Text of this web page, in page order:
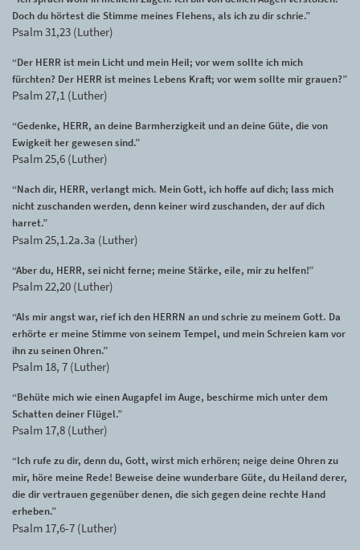
Doch du hörtest die Stimme meines Flehens, als ich zu dir schrie.”
Psalm 31,23 (Luther)
“Der HERR ist mein Licht und mein Heil; vor wem sollte ich mich
fürchten? Der HERR ist meines Lebens Kraft; vor wem sollte mir grauen?”
Psalm 27,1 (Luther)
“Gedenke, HERR, an deine Barmherzigkeit und an deine Güte, die von
Ewigkeit her gewesen sind.”
Psalm 25,6 (Luther)
“Nach dir, HERR, verlangt mich. Mein Gott, ich hoffe auf dich; lass mich
nicht zuschanden werden, denn keiner wird zuschanden, der auf dich
harret.”
Psalm 25,1.2a.3a (Luther)
“Aber du, HERR, sei nicht ferne; meine Stärke, eile, mir zu helfen!”
Psalm 22,20 (Luther)
“Als mir angst war, rief ich den HERRN an und schrie zu meinem Gott. Da
erhörte er meine Stimme von seinem Tempel, und mein Schreien kam vor
ihn zu seinen Ohren.”
Psalm 18, 7 (Luther)
“Behüte mich wie einen Augapfel im Auge, beschirme mich unter dem
Schatten deiner Flügel.”
Psalm 17,8 (Luther)
“Ich rufe zu dir, denn du, Gott, wirst mich erhören; neige deine Ohren zu
mir, höre meine Rede! Beweise deine wunderbare Güte, du Heiland derer,
die dir vertrauen gegenüber denen, die sich gegen deine rechte Hand
erheben.”
Psalm 17,6-7 (Luther)